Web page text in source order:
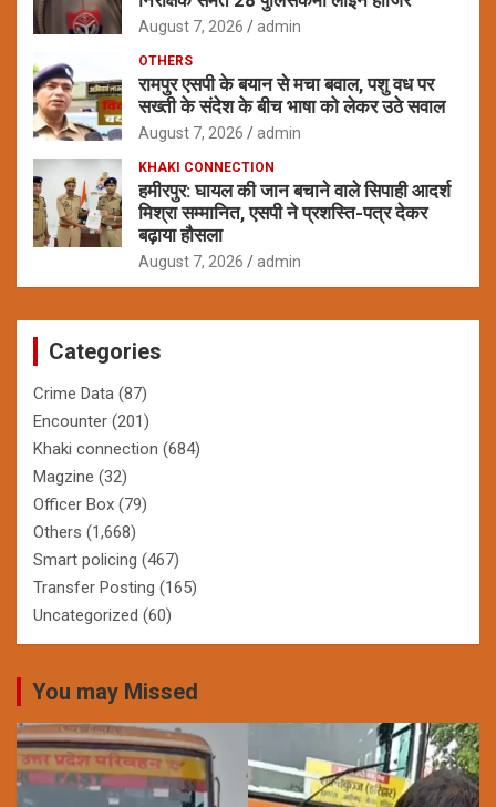
August 7, 2026 admin
OTHERS
रामपुर एसपी के बयान से मचा बवाल, पशु वध पर
सख्ती के संदेश के बीच भाषा को लेकर उठे सवाल
August 7, 2026 admin
KHAKI CONNECTION
हमीरपुर: घायल की जान बचाने वाले सिपाही आदर्श
मिश्रा सम्मानित, एसपी ने प्रशस्ति-पत्र देकर
बढ़ाया हौसला
August 7, 2026 admin
Categories
Crime Data (87)
Encounter (201)
Khaki connection (684)
Magzine (32)
Officer Box (79)
Others (1,668)
Smart policing (467)
Transfer Posting (165)
Uncategorized (60)
You may Missed